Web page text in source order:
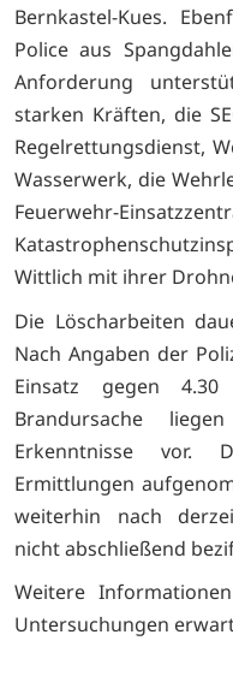
Bernkastel-Kues.
Police aus
Anforderung
starken Kräften, die
Regelrettungsdienst,
Wasserwerk, die
Feuerwehr-
Wittlich mit ihrer
Die Löscharbeiten
Nach Angaben der
Einsatz gegen
Brandursache
Erkenntnisse vor.
Ermittlungen
weiterhin nach
nicht abschließend
Weitere
Untersuchungen